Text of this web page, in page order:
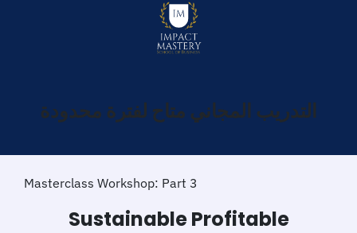
التدريب المجاني متاح لفترة محدودة
Masterclass Workshop: Part 3
Sustainable Profitable